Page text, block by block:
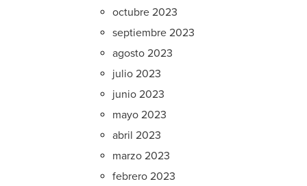
octubre 2023
septiembre 2023
agosto 2023
julio 2023
junio 2023
mayo 2023
abril 2023
marzo 2023
febrero 2023